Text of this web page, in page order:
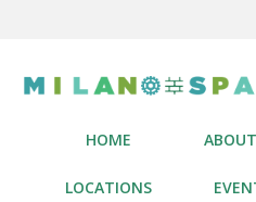
HOME
LOCATIONS